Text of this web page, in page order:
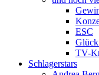
ESC
TV-
Schlagerstars